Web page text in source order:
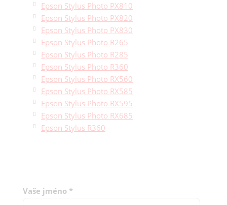
Epson Stylus Photo PX810
Epson Stylus Photo PX820
Epson Stylus Photo PX830
Epson Stylus Photo R265
Epson Stylus Photo R285
Epson Stylus Photo R360
Epson Stylus Photo RX560
Epson Stylus Photo RX585
Epson Stylus Photo RX595
Epson Stylus Photo RX685
Epson Stylus R360
Vaše jméno *